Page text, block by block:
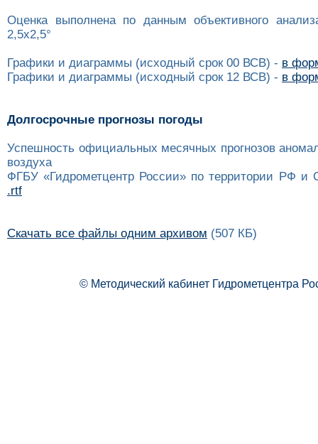
Оценка выполнена по данным объективного
2,5x2,5°
Графики и диаграммы (исходный срок 00 ВСВ) - в
Графики и диаграммы (исходный срок 12 ВСВ) - в
Долгосрочные прогнозы погоды
Успешность официальных месячных прогнозов
воздуха
ФГБУ «Гидрометцентр России» по территории РФ
.rtf
Скачать все файлы одним архивом (507 КБ)
© Методический кабинет Гидрометцентра